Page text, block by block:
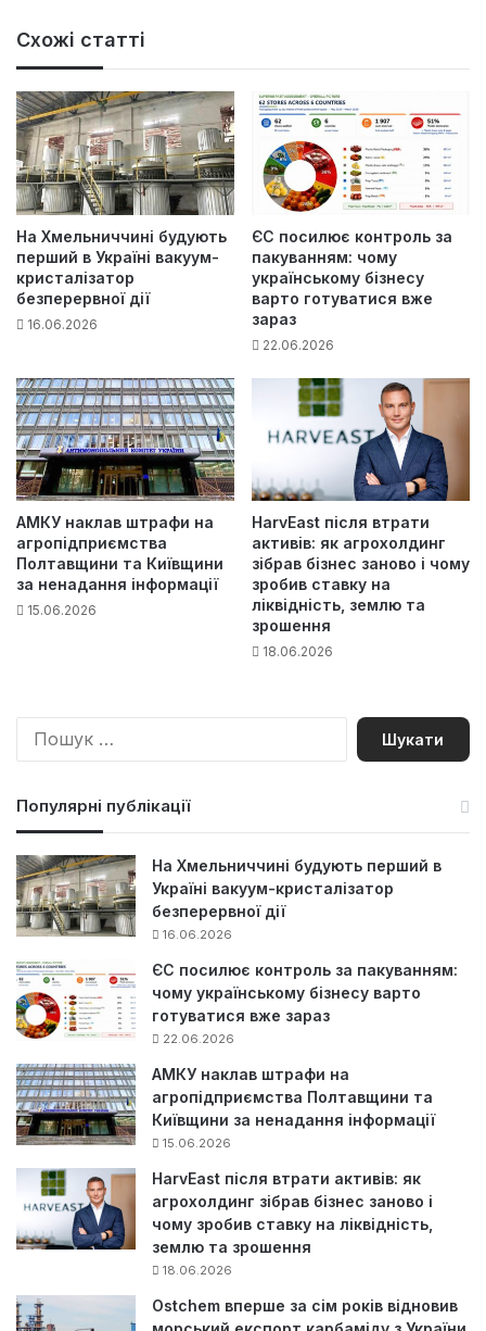
Схожі статті
На Хмельниччині будують
перший в Україні вакуум-
кристалізатор
безперервної дії
16.06.2026
ЄС посилює контроль за
пакуванням: чому
українському бізнесу
варто готуватися вже
зараз
22.06.2026
АМКУ наклав штрафи на
агропідприємства
Полтавщини та Київщини
за ненадання інформації
15.06.2026
HarvEast після втрати
активів: як агрохолдинг
зібрав бізнес заново і чому
зробив ставку на
ліквідність, землю та
зрошення
18.06.2026
П
Популярні публікації
На Хмельниччині будують перший в
Україні вакуум-кристалізатор
безперервної дії
16.06.2026
ЄС посилює контроль за пакуванням:
чому українському бізнесу варто
готуватися вже зараз
22.06.2026
АМКУ наклав штрафи на
агропідприємства Полтавщини та
Київщини за ненадання інформації
15.06.2026
HarvEast після втрати активів: як
агрохолдинг зібрав бізнес заново і
чому зробив ставку на ліквідність,
землю та зрошення
18.06.2026
Ostchem вперше за сім років відновив